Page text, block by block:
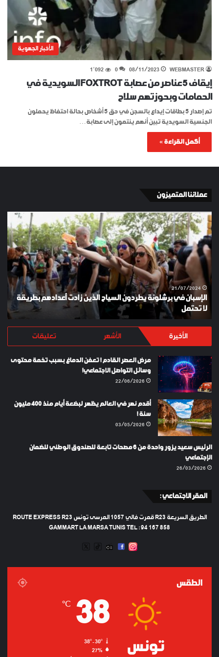
الأخبار الجهوية
WEBMASTER
08/11/2023
0 1٬092
إيقاف 5 عناصر من عصابة FOXTROT السويدية في
الحمامات وبحوزتهم سلاح
تم إصدار 5 بطاقات إيداع بالسجن في حق 5 أشخاص بحالة احتفاظ يحملون
الجنسية السويدية تبين أنهم ينتمون إلى عصابة…
أكمل القراءة »
عملائنا المتميزون
الإسبان
في
برشلونة
يطردون
السياح
الذين
زادت
أعدادهم
بطريقة
تحتمل
21/07/2024
الإسبان في برشلونة يطردون السياح الذين زادت أعدادهم بطريقة
لا تحتمل
الأخيرة الأشهر تعليقات
مرض العصر القادم ! تعفن الدماغ بسبب تخمة محتوى
وسائل التواصل الاجتماعي!
22/06/2026
أقدم نهر في العالم يظهر لبضعة أيام منذ 400 مليون
سنة !
03/05/2026
الرئيس سعيد يزور واحدة من 6 مصحات تابعة للصندوق الوطني للضمان
الإجتماعي
26/03/2026
المقر الاجتماعي :
الطريق السريعة R23 قمرت فالي 1057 المرسى تونس ROUTE EXPRESS R23
GAMMART LA MARSA TUNIS TEL : 94 167 858
INSTAGRAM
FACEBOOK
RADIO
TIKTOK
الطقس
تونس
38
℃
27%